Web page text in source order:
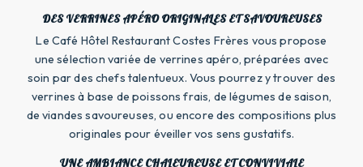
DES VERRINES APÉRO ORIGINALES ET SAVOUREUSES
Le Café Hôtel Restaurant Costes Frères vous propose
une sélection variée de verrines apéro, préparées avec
soin par des chefs talentueux. Vous pourrez y trouver des
verrines à base de poissons frais, de légumes de saison,
de viandes savoureuses, ou encore des compositions plus
originales pour éveiller vos sens gustatifs.
UNE AMBIANCE CHALEUREUSE ET CONVIVIALE